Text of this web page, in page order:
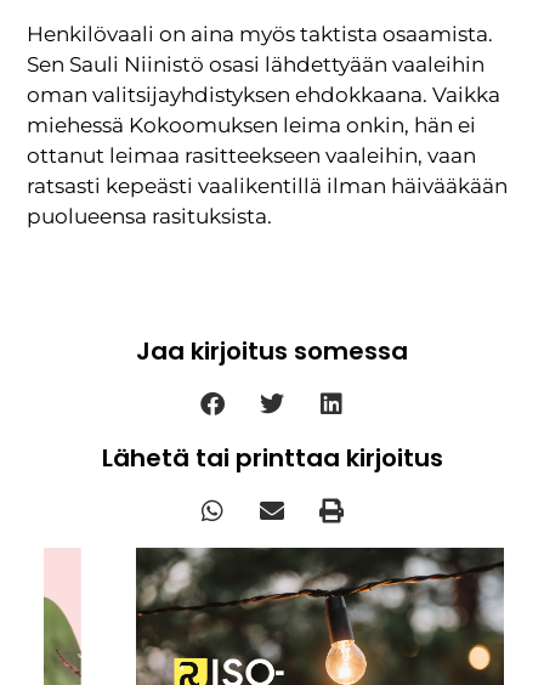
Henkilövaali on aina myös taktista osaamista.
Sen Sauli Niinistö osasi lähdettyään vaaleihin
oman valitsijayhdistyksen ehdokkaana. Vaikka
miehessä Kokoomuksen leima onkin, hän ei
ottanut leimaa rasitteekseen vaaleihin, vaan
ratsasti kepeästi vaalikentillä ilman häivääkään
puolueensa rasituksista.
Jaa kirjoitus somessa
Lähetä tai printtaa kirjoitus